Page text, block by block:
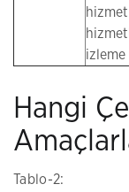
hizmet
izleme
Hangi
Tablo-2: